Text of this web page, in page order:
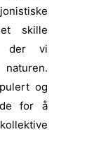
skille
der vi
og
for å